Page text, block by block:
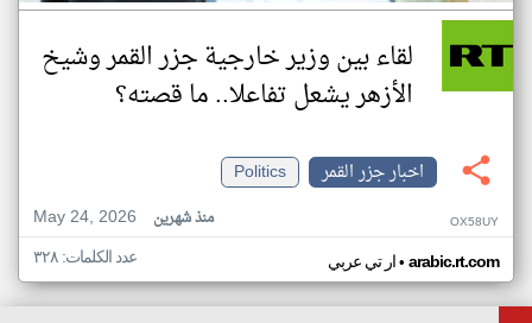
لقاء بين وزير خارجية جزر القمر وشيخ
الأزهر يشعل تفاعلا.. ما قصته؟
اخبار جزر القمر
Politics
May 24, 2026
منذ شهرين OX58UY
ار تي عربي• arabic.rt.com عدد الكلمات: ٣٢٨